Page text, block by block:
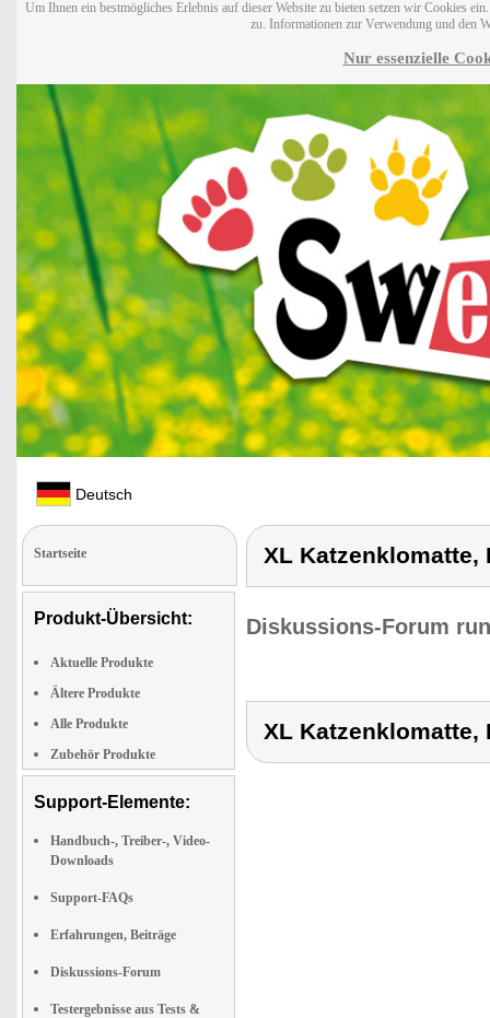
Um Ihnen ein bestmögliches Erlebnis auf dieser Website zu bieten setzen wir Cookies
zu. Informationen zur Verwendung und den
Nur essenzielle
Deutsch
Startseite
Produkt-Übersicht:
Aktuelle Produkte
Ältere Produkte
Alle Produkte
Zubehör Produkte
Support-Elemente:
Handbuch-, Treiber-, Video-
Downloads
Support-FAQs
Erfahrungen, Beiträge
Diskussions-Forum
Testergebnisse aus Tests &
XL Katzenklomatte,
Diskussions-Forum
XL Katzenklomatte,